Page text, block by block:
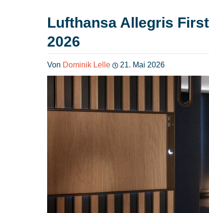
Lufthansa Allegris
2026
Von Dominik Lelle 21. Mai 2026